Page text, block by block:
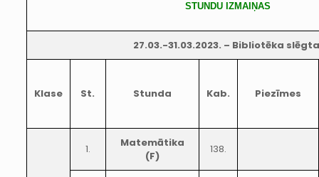
STUNDU IZMAIŅAS
27.03.-31.03.2023. – Bibliotēka
Klase St. Stunda Kab. Piezīmes
1.
Matemātika
(F)
138.